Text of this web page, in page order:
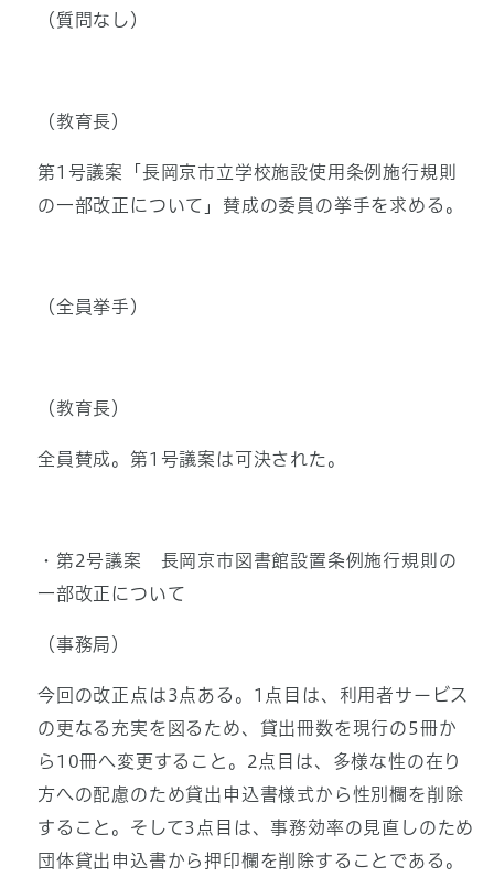
（質問なし）
（教育長）
第1号議案「長岡京市立学校施設使用条例施行規則
の一部改正について」賛成の委員の挙手を求める。
（全員挙手）
（教育長）
全員賛成。第1号議案は可決された。
・第2号議案 長岡京市図書館設置条例施行規則の
一部改正について
（事務局）
今回の改正点は3点ある。1点目は、利用者サービス
の更なる充実を図るため、貸出冊数を現行の5冊か
ら10冊へ変更すること。2点目は、多様な性の在り
方への配慮のため貸出申込書様式から性別欄を削除
すること。そして3点目は、事務効率の見直しのため
団体貸出申込書から押印欄を削除することである。